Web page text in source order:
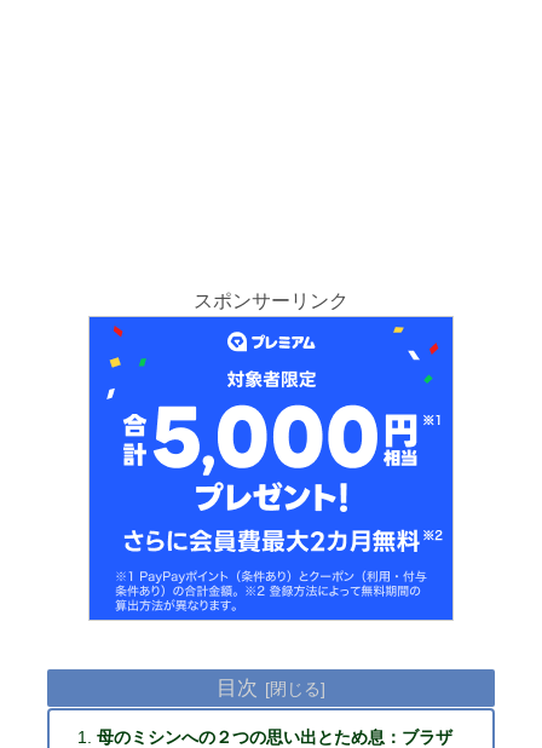
スポンサーリンク
目次
母のミシンへの２つの思い出とため息：ブラザ